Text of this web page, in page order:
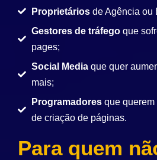
Proprietários de Agência ou
Gestores de tráfegoque
pages;
Social Media que quer
mais;
Programadores que
de criação de páginas.
Para quem